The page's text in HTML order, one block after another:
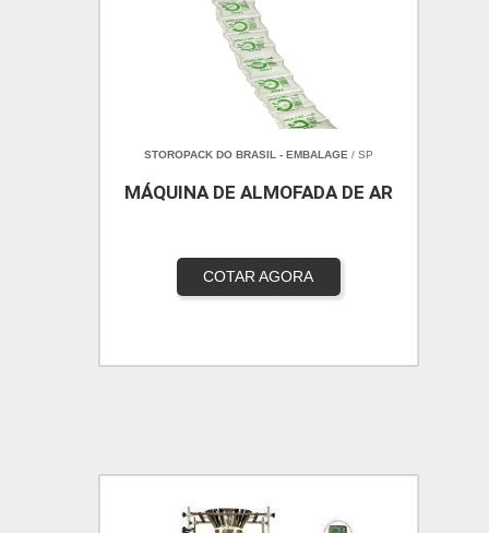
STOROPACK DO BRASIL - EMBALAGE / SP
MÁQUINA DE ALMOFADA DE AR
COTAR AGORA